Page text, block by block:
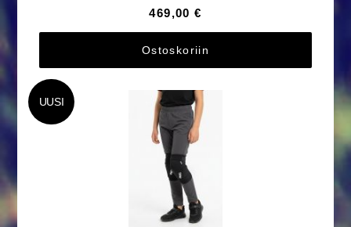
469,00 €
Ostoskoriin
UUSI